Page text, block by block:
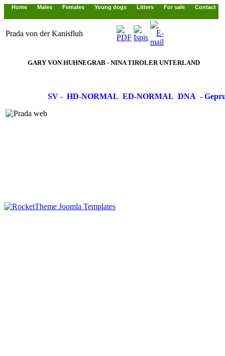
Home Males Females Young dogs Litters For sale Contact
Prada von der Kanisfluh
GARY VON HUHNEGRAB - NINA TIROLER UNTERLAND
SV - HD-NORMAL ED-NORMAL DNA -